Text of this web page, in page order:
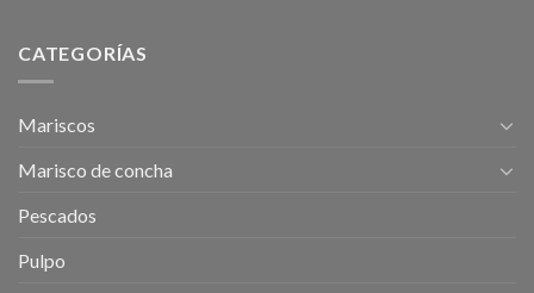
CATEGORÍAS
Mariscos
Marisco de concha
Pescados
Pulpo